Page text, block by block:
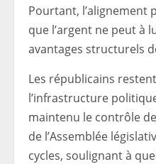
Pourtant, l’alignement
que l’argent ne peut à
avantages structurels
Les républicains
l’infrastructure
maintenu le contrôle
de l’Assemblée
cycles, soulignant à